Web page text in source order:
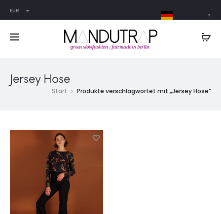
EUR
Jersey Hose
Start Produkte verschlagwortet mit „Jersey Hose“
▼